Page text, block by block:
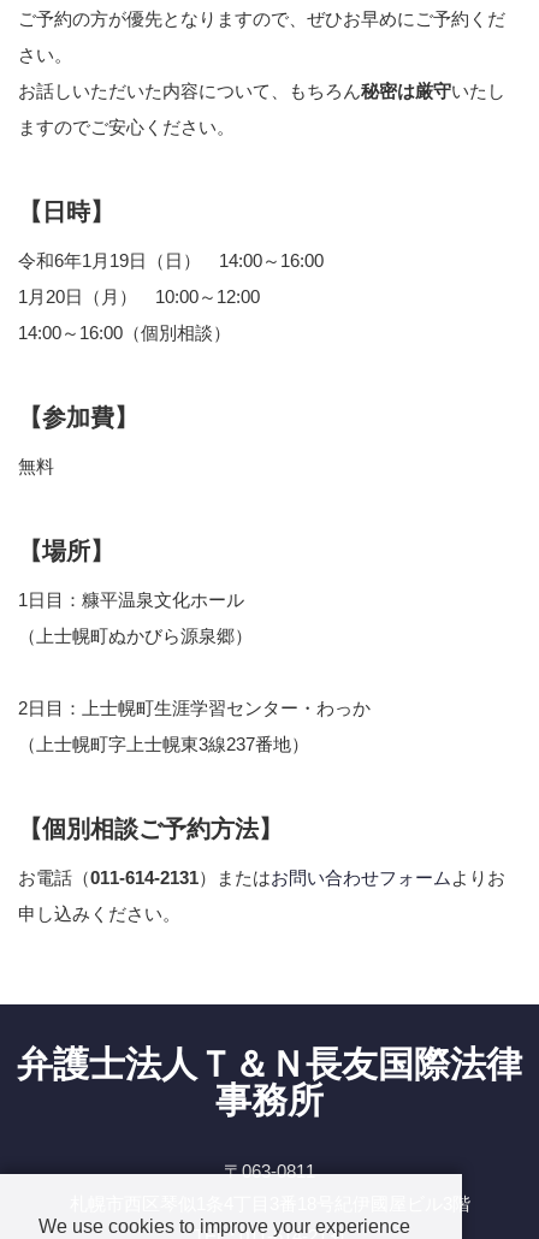
ご予約の方が優先となりますので、ぜひお早めにご予約くだ
さい。
お話しいただいた内容について、もちろん秘密は厳守いたし
ますのでご安心ください。
【日時】
令和6年1月19日（日） 14:00～16:00
1月20日（月） 10:00～12:00
14:00～16:00（個別相談）
【参加費】
無料
【場所】
1日目：糠平温泉文化ホール
（上士幌町ぬかびら源泉郷）
2日目：上士幌町生涯学習センター・わっか
（上士幌町字上士幌東3線237番地）
【個別相談ご予約方法】
お電話（011-614-2131）またはお問い合わせフォーム よりお
申し込みください。
弁護士法人Ｔ＆Ｎ長友国際法律
事務所
〒063-0811
札幌市西区琴似1条4丁目3番18号紀伊國屋ビル3階
We use cookies to improve your experience